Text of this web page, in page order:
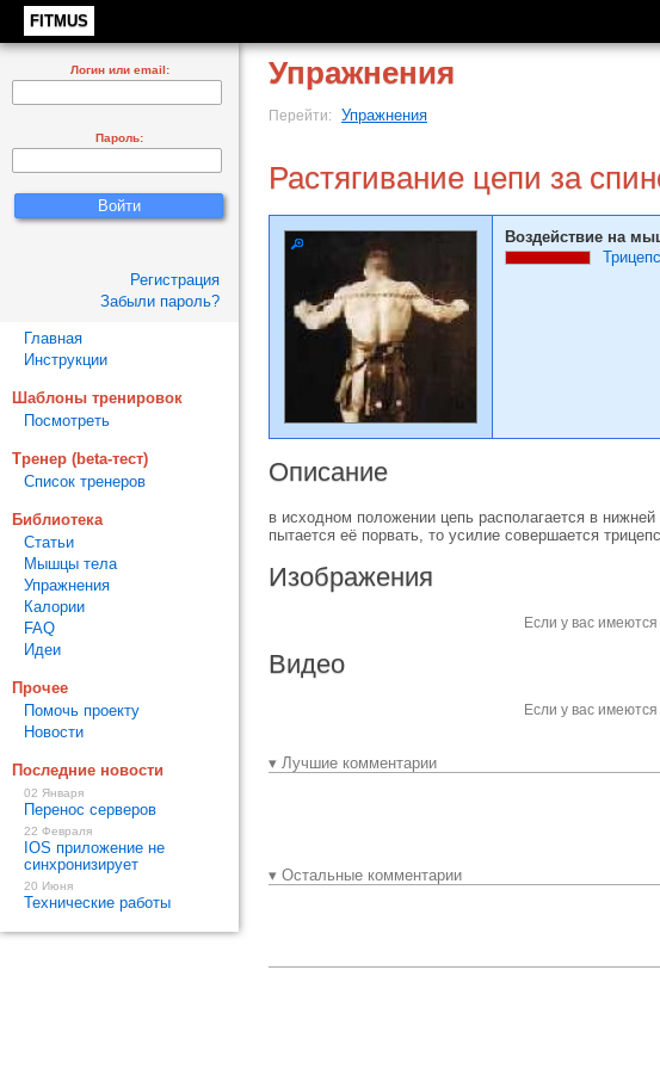
FITMUS
Упражнения
Перейти: Упражнения
Растягивание цепи за
Воздействие на
Трицепс
Описание
в исходном по­ложении цепь располагает­ся в
пытается её порвать, то усилие совер­шается
Изображения
Если у вас
Видео
Если у вас
▾ Лучшие комментарии
▾ Остальные комментарии
Логин или email:
Пароль:
Регистрация
Забыли пароль?
Главная
Инструкции
Шаблоны тренировок
Посмотреть
Тренер (beta-тест)
Список тренеров
Библиотека
Статьи
Мышцы тела
Упражнения
Калории
FAQ
Идеи
Прочее
Помочь проекту
Новости
Последние новости
02 Января
Перенос серверов
22 Февраля
IOS приложение не
синхронизирует
20 Июня
Технические работы